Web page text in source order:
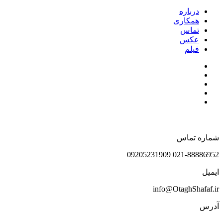
درباره
همکاری
تماس
عکس
فیلم
شماره تماس
021-88886952 09205231909
ایمیل
info@OtaghShafaf.ir
آدرس